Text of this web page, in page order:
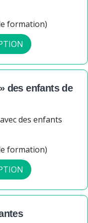
formation)
des enfants de
des enfants
formation)